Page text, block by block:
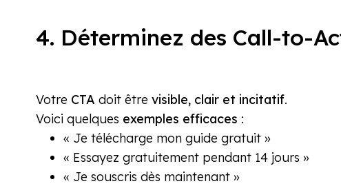
4. Déterminez des Call-to-
Votre CTA doit être visible, clair et incitatif.
Voici quelques exemples efficaces :
« Je télécharge mon guide gratuit »
« Essayez gratuitement pendant 14 jours »
« Je souscris dès maintenant »